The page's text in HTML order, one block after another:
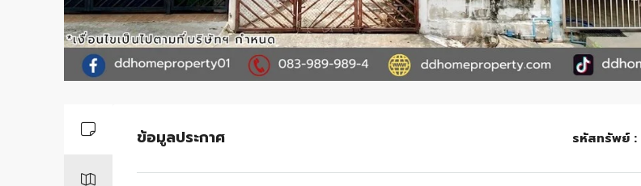
ข้อมูลประกาศ รหัสทรัพย์ :